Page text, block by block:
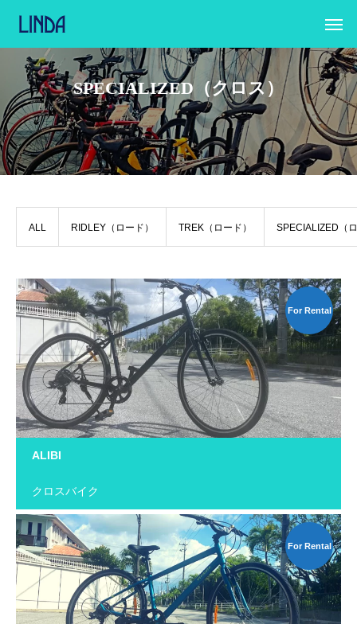
SPECIALIZED（クロス）
ALL RIDLEY（ロード） TREK（ロード） SPECIALIZED（
For Rental
ALIBI
クロスバイク
For Rental